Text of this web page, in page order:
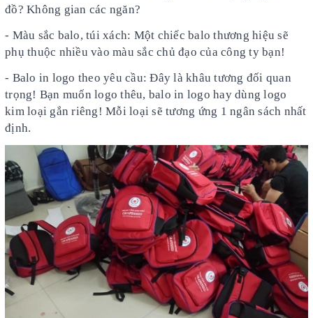
đồ? Không gian các ngăn?
- Màu sắc balo, túi xách: Một chiếc balo thương hiệu sẽ
phụ thuộc nhiều vào màu sắc chủ đạo của công ty bạn!
- Balo in logo theo yêu cầu: Đây là khâu tương đối quan
trọng! Bạn muốn logo thêu, balo in logo hay dùng logo
kim loại gắn riêng! Mỗi loại sẽ tương ứng 1 ngân sách nhất
định.